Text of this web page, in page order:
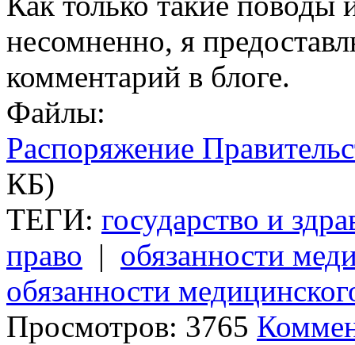
несомненно, я
комментарий в блоге.
Файлы:
Распоряжение
КБ)
ТЕГИ: государство и
право | обязанности
обязанности
Просмотров: 3765